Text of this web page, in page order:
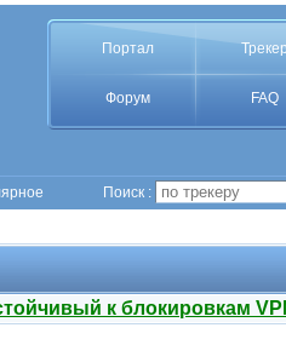
Портал
Форум FAQ
Поиск :
к блокировкам